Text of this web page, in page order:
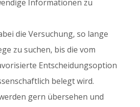
Informationen zu
die Versuchung, so lange
zu suchen, bis die vom
Entscheidungsoption
belegt wird.
gern übersehen und